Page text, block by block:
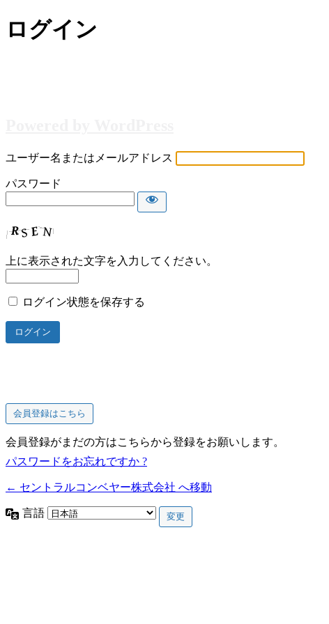
ログイン
ユーザー名またはメールアドレス
パスワード
上に表示された文字を入力してください。
会員登録はこちら
会員登録がまだの方はこちらから登録をお願いします。
ログイン状態を保存する
パスワードをお忘れですか ?
← セントラルコンベヤー株式会社 へ移動
言語